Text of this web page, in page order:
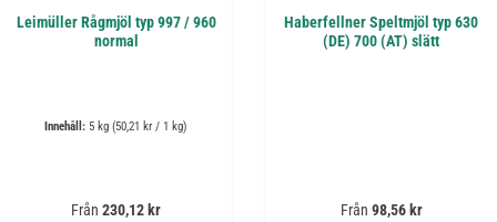
Leimüller Rågmjöl typ 997 / 960
normal
Innehåll: 5 kg (50,21 kr / 1 kg)
Ordinarie pris:
Från 230,12 kr
Haberfellner Speltmjöl typ 630
(DE) 700 (AT) slätt
Ordinarie pris:
Från 98,56 kr